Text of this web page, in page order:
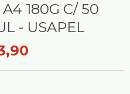
180G C/ 50
- USAPEL